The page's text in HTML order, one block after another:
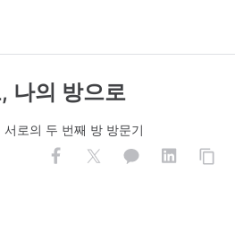
나의 방으로
로의 두 번째 방 방문기